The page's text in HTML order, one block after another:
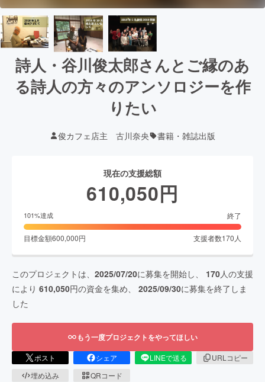
詩人・谷川俊太郎さんとご縁のあ
る詩人の方々のアンソロジーを作
りたい
俊カフェ店主 古川奈央 書籍・雑誌出版
現在の支援総額
610,050円
101%達成 終了
目標金額600,000円 支援者数170 人
このプロジェクトは、 2025/07/20に募集を開始し、 170人の支援
により 610,050円の資金を集め、 2025/09/30に募集を終了しま
した
もう一度プロジェクトをやってほしい
ポスト シェア LINEで送る
URLコピー
埋め込み
QRコード